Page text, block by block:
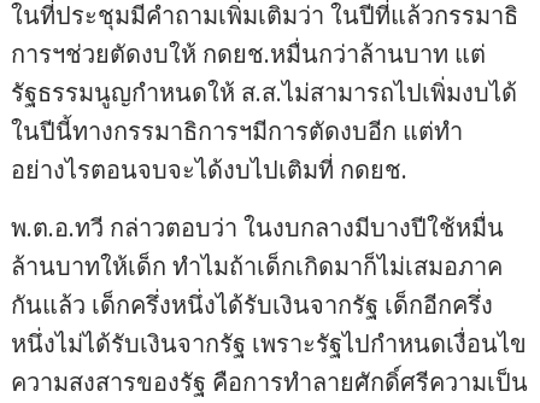
ในที่ประชุมมีคำถามเพิ่มเติมว่า ในปีที่แล้วกรรมาธิ
การฯช่วยตัดงบให้ กดยช.หมื่นกว่าล้านบาท แต่
รัฐธรรมนูญกำหนดให้ ส.ส.ไม่สามารถไปเพิ่มงบได้
ในปีนี้ทางกรรมาธิการฯมีการตัดงบอีก แต่ทำ
อย่างไรตอนจบจะได้งบไปเติมที่ กดยช.
พ.ต.อ.ทวี กล่าวตอบว่า ในงบกลางมีบางปีใช้หมื่น
ล้านบาทให้เด็ก ทำไมถ้าเด็กเกิดมาก็ไม่เสมอภาค
กันแล้ว เด็กครึ่งหนึ่งได้รับเงินจากรัฐ เด็กอีกครึ่ง
หนึ่งไม่ได้รับเงินจากรัฐ เพราะรัฐไปกำหนดเงื่อนไข
ความสงสารของรัฐ คือการทำลายศักดิ์ศรีความเป็น